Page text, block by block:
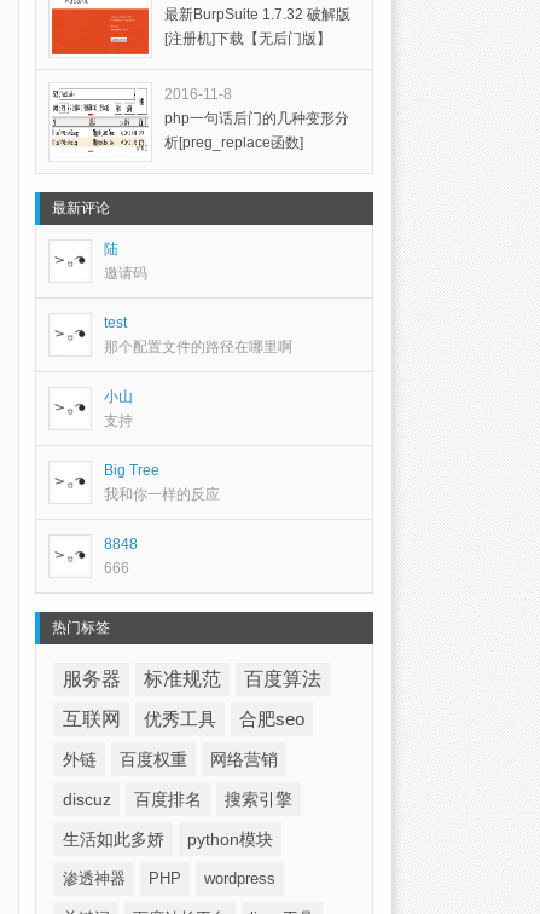
最新BurpSuite 1.7.32 破解版
[注册机]下载【无后门版】
2016-11-8
php一句话后门的几种变形分
析[preg_replace函数]
最新评论
陆
邀请码
test
那个配置文件的路径在哪里啊
小山
支持
Big Tree
我和你一样的反应
8848
666
热门标签
服务器 标准规范
百度算法
互联网
优秀工具 合肥seo
外链 百度权重 网络营销
discuz 百度排名 搜索引擎
生活如此多娇 python模块
渗透神器 PHP wordpress